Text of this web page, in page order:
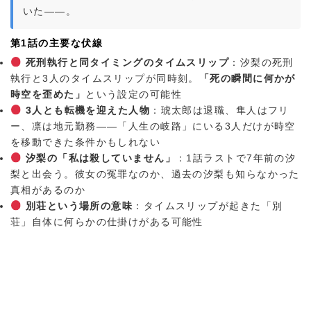
いた——。
第1話の主要な伏線
死刑執行と同タイミングのタイムスリップ ：汐梨の死刑
執行と3人のタイムスリップが同時刻。
「死の瞬間に何かが
時空を歪めた」
という設定の可能性
3人とも転機を迎えた人物 ：琥太郎は退職、隼人はフリ
ー、凛は地元勤務——「人生の岐路」にいる3人だけが時空
を移動できた条件かもしれない
汐梨の「私は殺していません」
：1話ラストで7年前の汐
梨と出会う。彼女の冤罪なのか、過去の汐梨も知らなかった
真相があるのか
別荘という場所の意味 ：タイムスリップが起きた「別
荘」自体に何らかの仕掛けがある可能性